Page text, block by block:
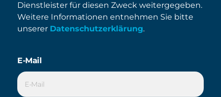
Dienstleister für diesen Zweck weitergegeben.
Weitere Informationen entnehmen Sie bitte
unserer Datenschutzerklärung.
E-Mail